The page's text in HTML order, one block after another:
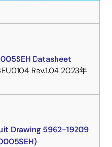
Datasheet
Rev.1.04 2023年
Drawing 5962-19209